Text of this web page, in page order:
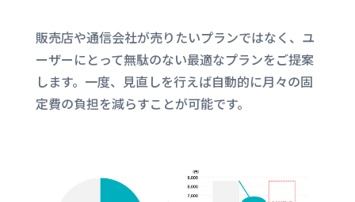
販売店や通信会社が売りたいプランではなく、ユ
ーザーにとって無駄のない最適なプランをご提案
します。一度、見直しを行えば自動的に月々の固
定費の負担を減らすことが可能です。